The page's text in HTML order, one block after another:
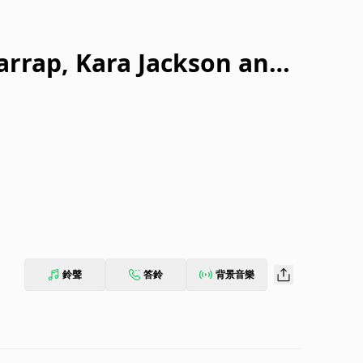
Kara Jackson and
鈴聲 答鈴 背景音樂